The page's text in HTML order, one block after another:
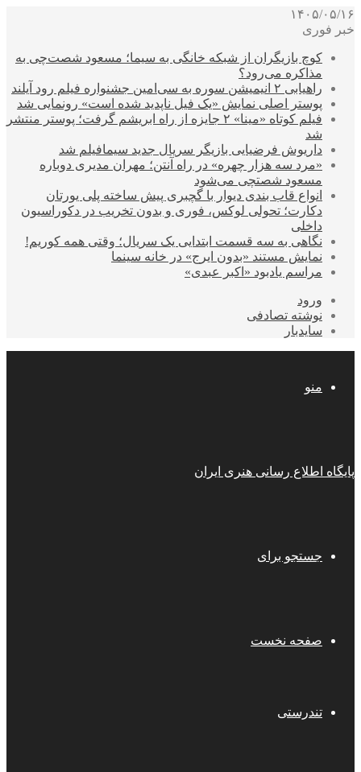
۱۴۰۵/۰۵/۱۶
خبر فوری
کوچ بازیگران از شبکه خانگی به سیما؛ مسعود شصت‌چی به
مذاکره می‌رود؟
راهیابی ۲ انیمیشن سوره به سی‌امین جشنواره فیلم رود آیلند
پوستر اصلی نمایش «یک فیل ناپدید شده است» رونمایی شد
فیلم کوتاه «مینا» ۲ جایزه از راه ابریشم گرفت؛ پوستر منتشر
شد
داریوش فرضیایی بازیگر سریال جدید سیمافیلم شد
«مرد سه هزار چهره» در راه آنتن؛ مهران مدیری دوباره
مسعود شصتچی می‌شود
انواع قاب بندی دیوار با گچبری پیش ساخته پلی یورتان
دکارت؛ تحولی لوکس، فوری و بدون تخریب در دکوراسیون
داخلی
نگاهی به سه قسمت ابتدایی یک سریال؛ وقتی همه کوریم!
نمایش مستند «بدون ایرج» در خانه سینما
مراسم یادبود «اکبر عبدی»
ورود
نوشته تصادفی
سایدبار
منو
پایگاه اطلاع رسانی هنری ایران
جستجو برای
صفحه نخست
تندرستی